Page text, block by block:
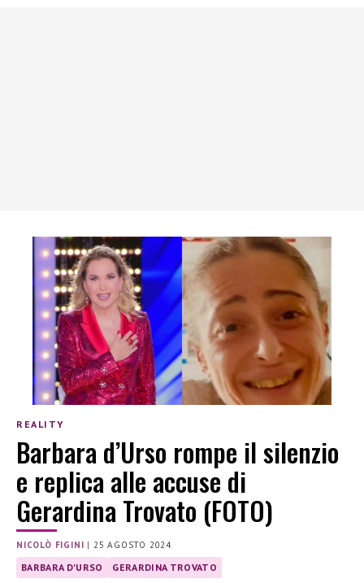
REALITY
Barbara d’Urso rompe il silenzio
e replica alle accuse di
Gerardina Trovato (FOTO)
NICOLÒ FIGINI | 25 AGOSTO 2024
BARBARA D'URSO GERARDINA TROVATO